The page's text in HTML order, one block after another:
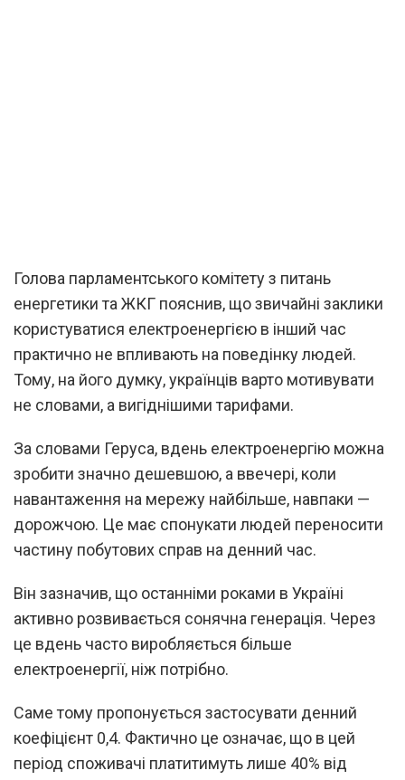
Голова парламентського комітету з питань
енергетики та ЖКГ пояснив, що звичайні заклики
користуватися електроенергією в інший час
практично не впливають на поведінку людей.
Тому, на його думку, українців варто мотивувати
не словами, а вигіднішими тарифами.
За словами Геруса, вдень електроенергію можна
зробити значно дешевшою, а ввечері, коли
навантаження на мережу найбільше, навпаки —
дорожчою. Це має спонукати людей переносити
частину побутових справ на денний час.
Він зазначив, що останніми роками в Україні
активно розвивається сонячна генерація. Через
це вдень часто виробляється більше
електроенергії, ніж потрібно.
Саме тому пропонується застосувати денний
коефіцієнт 0,4. Фактично це означає, що в цей
період споживачі платитимуть лише 40% від